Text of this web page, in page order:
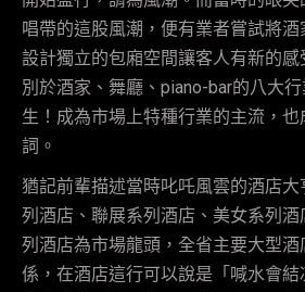
唱帶的這股風潮，便有業者嘗試將
設計獨立的包廂空間讓客人有新的
別於酒家、舞廳、piano-bar的八大
生！成為市場上特種行業的主流，
詞。
猶記前輩描述當時叱吒風雲的酒店
列酒店、聯展系列酒店、美女系列
列酒店為市場龍頭，全省主要大型
係，在酒店這行可以說是「喊水會